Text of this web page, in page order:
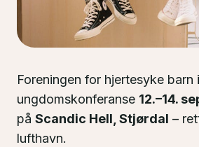
Foreningen for hjertesyke barn
ungdomskonferanse 12.–14.
på Scandic Hell, Stjørdal –
lufthavn.